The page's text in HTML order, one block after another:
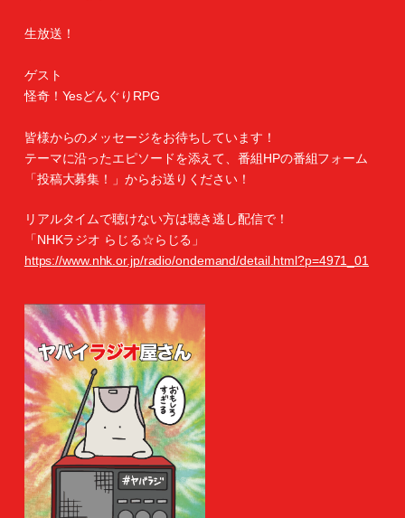
生放送！
ゲスト
怪奇！YesどんぐりRPG
皆様からのメッセージをお待ちしています！
テーマに沿ったエピソードを添えて、番組HPの番組フォーム
「投稿大募集！」からお送りください！
リアルタイムで聴けない方は聴き逃し配信で！
「NHKラジオ らじる☆らじる」
https://www.nhk.or.jp/radio/ondemand/detail.html?p=4971_01